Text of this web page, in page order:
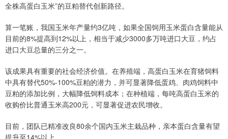
全株高蛋白玉米”的豆粕替代创新路径。
算一笔账，我国玉米年产量约3亿吨，如果全国饲用玉米蛋白含量能从
目前的8%提高到12%以上，相当于减少3000多万吨进口大豆，约占
进口大豆总量的三分之一。
该成果具有重要的社会经济价值。在养殖端，高蛋白玉米在育猪饲料
中具有替代50%-100%豆粕的潜力，并可显著降低蛋鸡、肉鸡饲料中
豆粕的添加比例，大幅降低饲料成本；在种植端，每吨高蛋白玉米的
收购价比普通玉米高200元，可显著促进农民增收。
目前，团队已精准改良80余个国内玉米主栽品种，亲本蛋白含量有望
提升至14%以上。